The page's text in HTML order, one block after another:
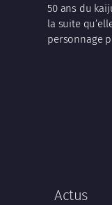
50 ans du
la suite
personnage
Actus